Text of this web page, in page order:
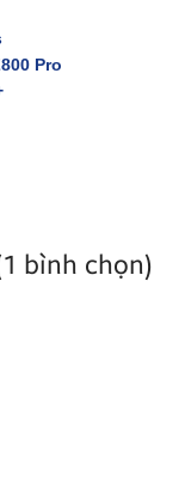
Pro
bình chọn)